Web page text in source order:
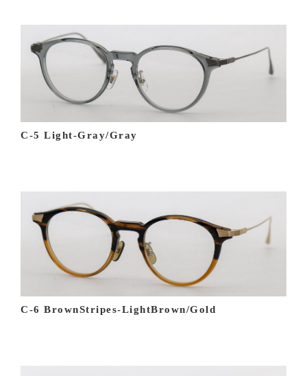
C-5 Light-Gray/Gray
C-6 BrownStripes-LightBrown/Gold